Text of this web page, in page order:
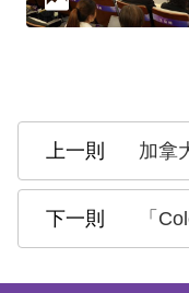
加拿大原
「Color